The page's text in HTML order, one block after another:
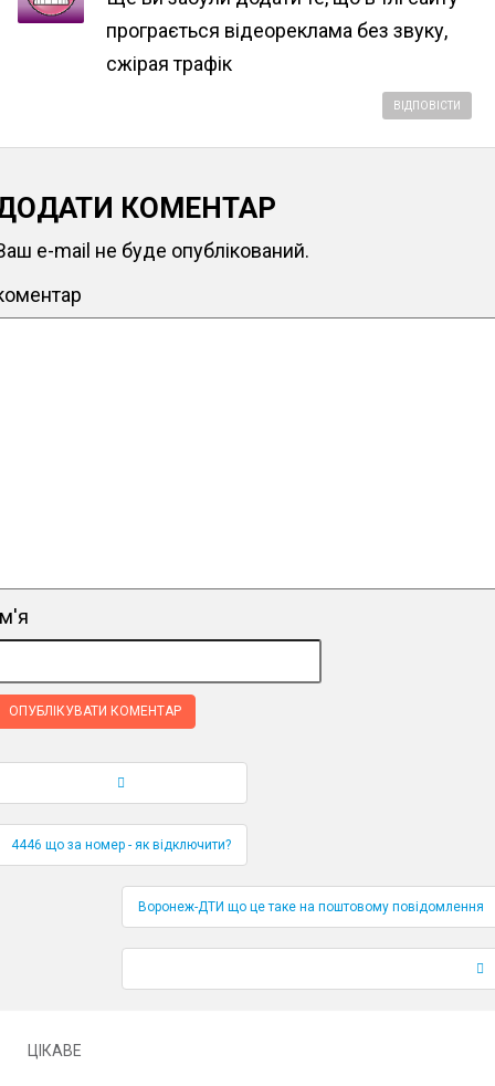
програється відеореклама без звуку,
сжірая трафік
ВІДПОВІСТИ
КОМЕНТАР
e-mail не буде опублікований.
по публікаціям
4446 що за номер - як відключити?
Воронеж-ДТИ що це таке на поштовому повідомлення
ЦІКАВЕ